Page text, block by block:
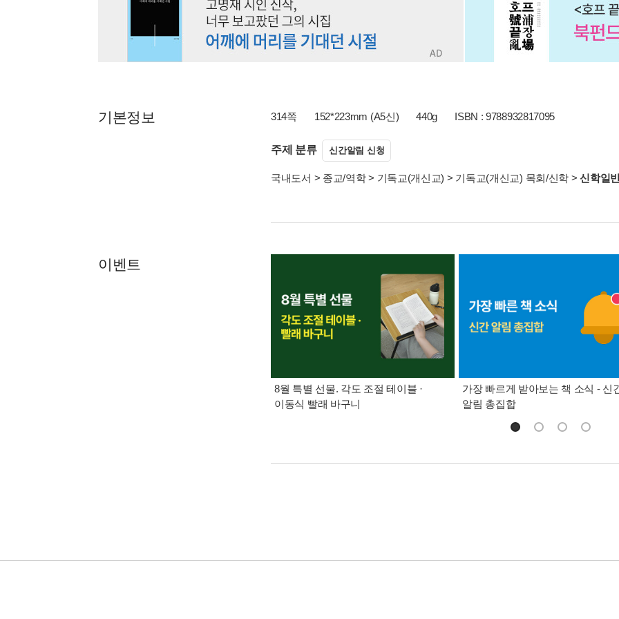
기본정보 314쪽 152*223mm (A5신) 440g ISBN : 9788932817095
주제 분류 신간알림 신청
국내도서 > 종교/역학> 기독교(개신교) > 기독교(개신교) 목회/신학 >신학일
이벤트
8월 특별 선물. 각도 조절 테이블 ·
이동식 빨래 바구니
가장 빠르게 받아보는 책 소식 - 신
알림 총집합